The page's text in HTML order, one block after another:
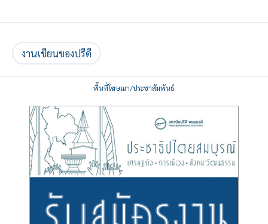
งานเขียนของปรีดี
พื้นที่โฆษณา/ประชาสัมพันธ์